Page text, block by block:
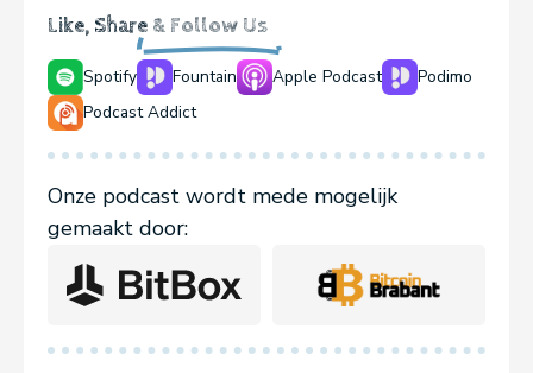
Like, Share & Follow Us
Spotify Fountain Apple Podcast
Podimo
Podcast Addict
Onze podcast wordt mede mogelijk
gemaakt door: